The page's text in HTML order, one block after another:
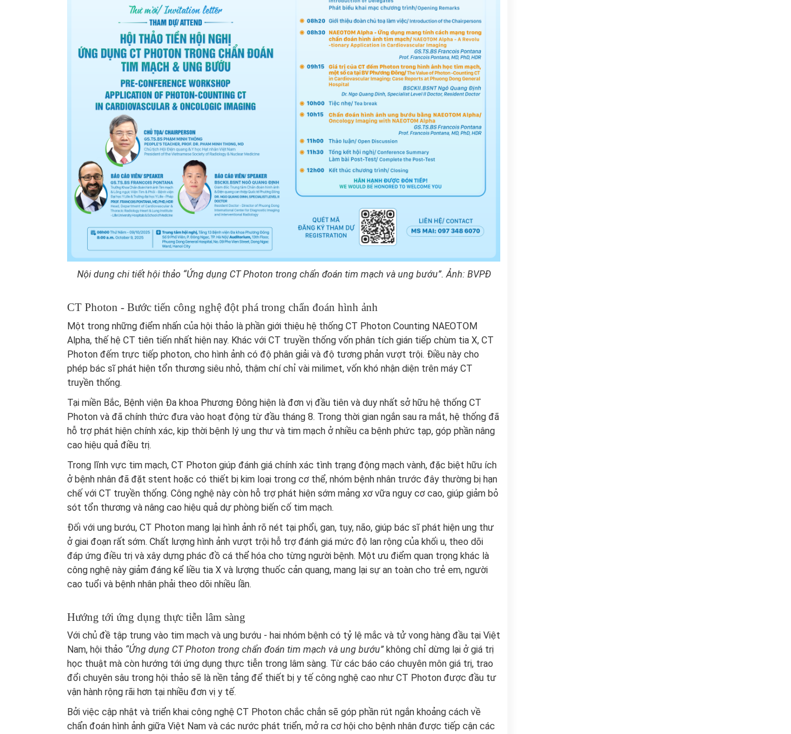
Nội dung chi tiết hội thảo “Ứng dụng CT Photon trong chẩn đoán tim mạch và ung bướu”. Ảnh: BVPĐ
CT Photon - Bước tiến công nghệ đột phá trong chẩn đoán hình ảnh
Một trong những điểm nhấn của hội thảo là phần giới thiệu hệ thống CT Photon Counting NAEOTOM
Alpha, thế hệ CT tiên tiến nhất hiện nay. Khác với CT truyền thống vốn phân tích gián tiếp chùm tia X, CT
Photon đếm trực tiếp photon, cho hình ảnh có độ phân giải và độ tương phản vượt trội. Điều này cho
phép bác sĩ phát hiện tổn thương siêu nhỏ, thậm chí chỉ vài milimet, vốn khó nhận diện trên máy CT
truyền thống.
Tại miền Bắc, Bệnh viện Đa khoa Phương Đông hiện là đơn vị đầu tiên và duy nhất sở hữu hệ thống CT
Photon và đã chính thức đưa vào hoạt động từ đầu tháng 8. Trong thời gian ngắn sau ra mắt, hệ thống đã
hỗ trợ phát hiện chính xác, kịp thời bệnh lý ung thư và tim mạch ở nhiều ca bệnh phức tạp, góp phần nâng
cao hiệu quả điều trị.
Trong lĩnh vực tim mạch, CT Photon giúp đánh giá chính xác tình trạng động mạch vành, đặc biệt hữu ích
ở bệnh nhân đã đặt stent hoặc có thiết bị kim loại trong cơ thể, nhóm bệnh nhân trước đây thường bị hạn
chế với CT truyền thống. Công nghệ này còn hỗ trợ phát hiện sớm mảng xơ vữa nguy cơ cao, giúp giảm bỏ
sót tổn thương và nâng cao hiệu quả dự phòng biến cố tim mạch.
Đối với ung bướu, CT Photon mang lại hình ảnh rõ nét tại phổi, gan, tụy, não, giúp bác sĩ phát hiện ung thư
ở giai đoạn rất sớm. Chất lượng hình ảnh vượt trội hỗ trợ đánh giá mức độ lan rộng của khối u, theo dõi
đáp ứng điều trị và xây dựng phác đồ cá thể hóa cho từng người bệnh. Một ưu điểm quan trọng khác là
công nghệ này giảm đáng kể liều tia X và lượng thuốc cản quang, mang lại sự an toàn cho trẻ em, người
cao tuổi và bệnh nhân phải theo dõi nhiều lần.
Hướng tới ứng dụng thực tiễn lâm sàng
Với chủ đề tập trung vào tim mạch và ung bướu - hai nhóm bệnh có tỷ lệ mắc và tử vong hàng đầu tại Việt
Nam, hội thảo “Ứng dụng CT Photon trong chẩn đoán tim mạch và ung bướu” không chỉ dừng lại ở giá trị
học thuật mà còn hướng tới ứng dụng thực tiễn trong lâm sàng. Từ các báo cáo chuyên môn giá trị, trao
đổi chuyên sâu trong hội thảo sẽ là nền tảng để thiết bị y tế công nghệ cao như CT Photon được đầu tư
vận hành rộng rãi hơn tại nhiều đơn vị y tế.
Bởi việc cập nhật và triển khai công nghệ CT Photon chắc chắn sẽ góp phần rút ngắn khoảng cách về
chẩn đoán hình ảnh giữa Việt Nam và các nước phát triển, mở ra cơ hội cho bệnh nhân được tiếp cận các